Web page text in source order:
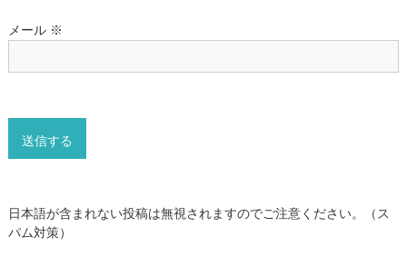
メール ※
日本語が含まれない投稿は無視されますのでご注意ください。（ス
パム対策）